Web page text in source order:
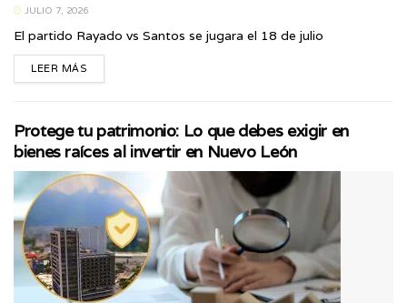
JULIO 7, 2026
El partido Rayado vs Santos se jugara el 18 de julio
LEER MÁS
Protege tu patrimonio: Lo que debes exigir en
bienes raíces al invertir en Nuevo León